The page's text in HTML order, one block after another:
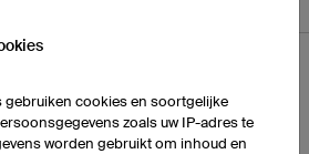
gebruiken cookies en soortgelijke
zoals uw IP-adres te
worden gebruikt om inhoud en